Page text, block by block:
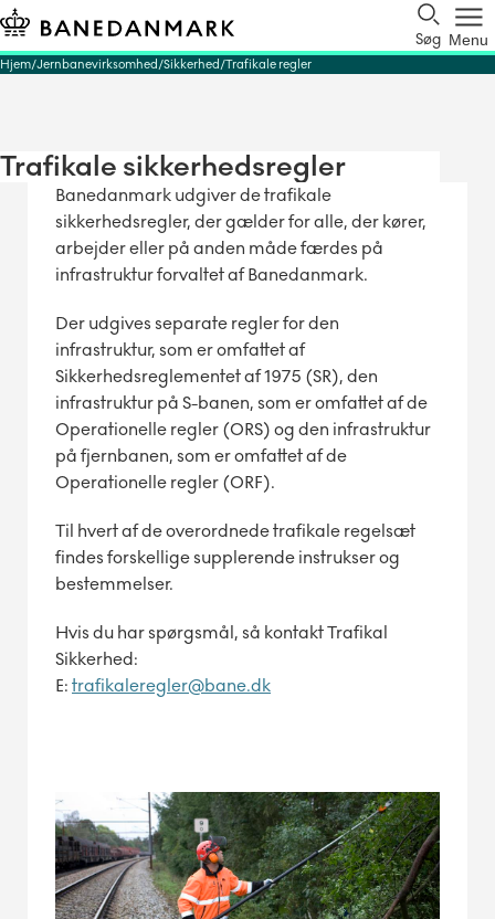
Søg Menu
Hjem Jernbanevirksomhed Sikkerhed Trafikale regler
Trafikale sikkerhedsregler
Banedanmark udgiver de trafikale
sikkerhedsregler, der gælder for alle, der kører,
arbejder eller på anden måde færdes på
infrastruktur forvaltet af Banedanmark.
Der udgives separate regler for den
infrastruktur, som er omfattet af
Sikkerhedsreglementet af 1975 (SR), den
infrastruktur på S-banen, som er omfattet af de
Operationelle regler (ORS) og den infrastruktur
på fjernbanen, som er omfattet af de
Operationelle regler (ORF).
Til hvert af de overordnede trafikale regelsæt
findes forskellige supplerende instrukser og
bestemmelser.
Hvis du har spørgsmål, så kontakt Trafikal
Sikkerhed:
E: trafikaleregler@bane.dk